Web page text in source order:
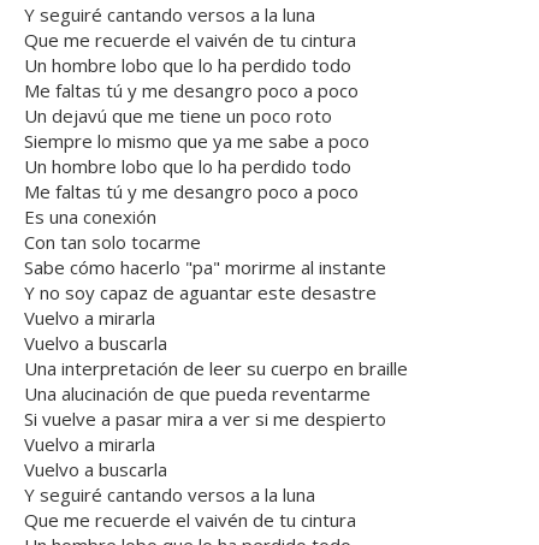
Y seguiré cantando versos a la luna
Que me recuerde el vaivén de tu cintura
Un hombre lobo que lo ha perdido todo
Me faltas tú y me desangro poco a poco
Un dejavú que me tiene un poco roto
Siempre lo mismo que ya me sabe a poco
Un hombre lobo que lo ha perdido todo
Me faltas tú y me desangro poco a poco
Es una conexión
Con tan solo tocarme
Sabe cómo hacerlo "pa" morirme al instante
Y no soy capaz de aguantar este desastre
Vuelvo a mirarla
Vuelvo a buscarla
Una interpretación de leer su cuerpo en braille
Una alucinación de que pueda reventarme
Si vuelve a pasar mira a ver si me despierto
Vuelvo a mirarla
Vuelvo a buscarla
Y seguiré cantando versos a la luna
Que me recuerde el vaivén de tu cintura